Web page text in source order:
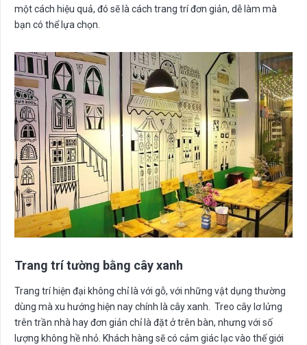
một cách hiệu quả, đó sẽ là cách trang trí đơn giản, dễ làm mà
bạn có thể lựa chọn.
Trang trí tường bằng cây xanh
Trang trí hiện đại không chỉ là với gỗ, với những vật dụng thường
dùng mà xu hướng hiện nay chính là cây xanh. Treo cây lơ lửng
trên trần nhà hay đơn giản chỉ là đặt ở trên bàn, nhưng với số
lượng không hề nhỏ. Khách hàng sẽ có cảm giác lạc vào thế giới